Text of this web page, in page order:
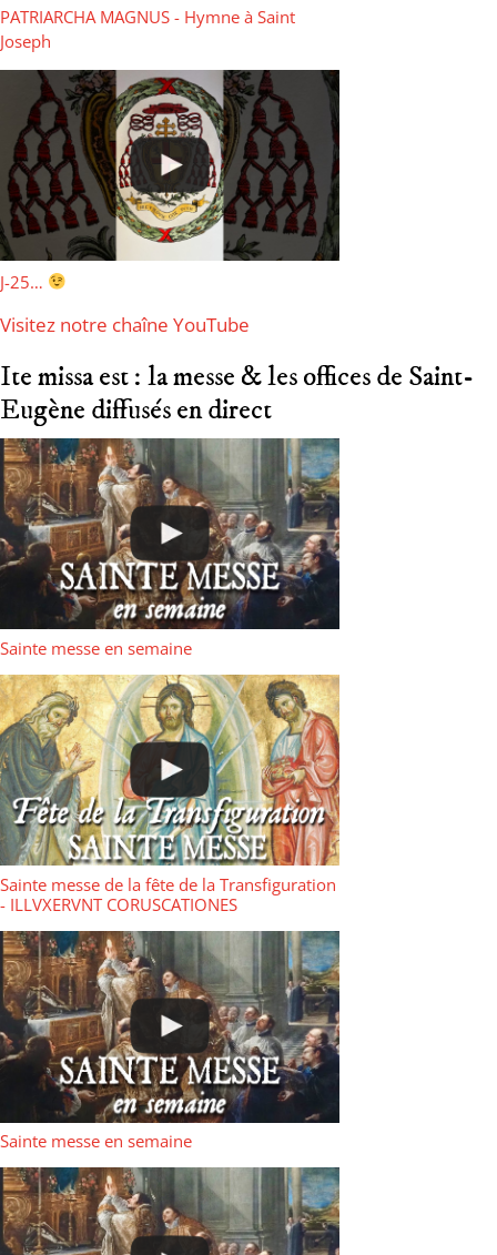
PATRIARCHA MAGNUS - Hymne à Saint
Joseph
J-25…
Visitez notre chaîne YouTube
Ite missa est : la messe & les offices de Saint-
Eugène diffusés en direct
Sainte messe en semaine
Sainte messe de la fête de la Transfiguration
- ILLVXERVNT CORUSCATIONES
Sainte messe en semaine